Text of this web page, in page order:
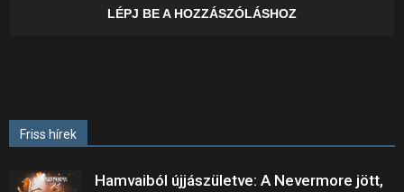
LÉPJ BE A HOZZÁSZÓLÁSHOZ
Friss hírek
Hamvaiból újjászületve: A Nevermore jött,